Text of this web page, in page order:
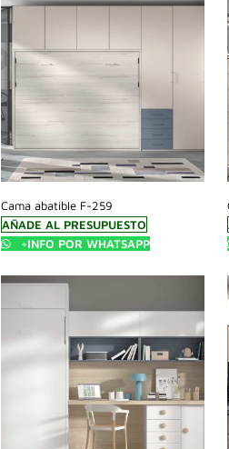
Cama abatible F-259
AÑADE AL PRESUPUESTO
+INFO POR WHATSAPP